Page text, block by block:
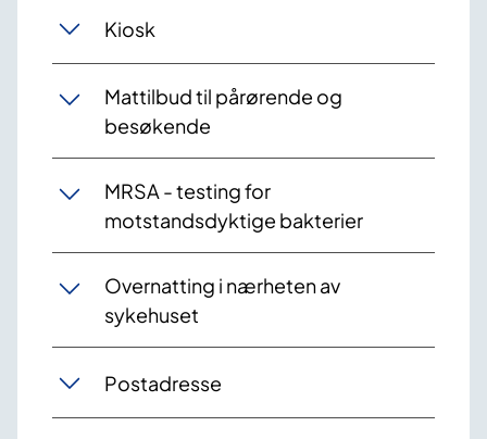
Kiosk
Mattilbud til pårørende og
besøkende
MRSA - testing for
motstandsdyktige bakterier
Overnatting i nærheten av
sykehuset
Postadresse